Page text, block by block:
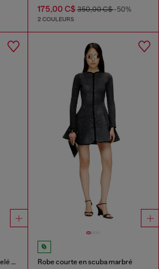
175,00 C$350,00 C$-50%
2 COULEURS
Robe mi-longue en jersey côtelé délavé Robe courte en scuba marbré